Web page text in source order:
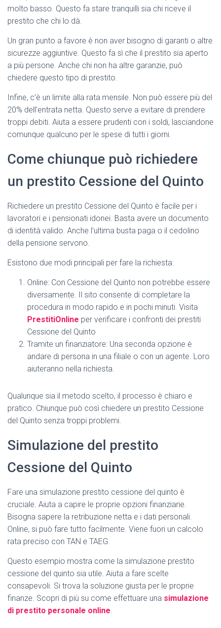
molto basso. Questo fa stare tranquilli sia chi riceve il
prestito che chi lo dà.
Un gran punto a favore è non aver bisogno di garanti o altre
sicurezze aggiuntive. Questo fa sì che il prestito sia aperto
a più persone. Anche chi non ha altre garanzie, può
chiedere questo tipo di prestito.
Infine, c’è un limite alla rata mensile. Non può essere più del
20% dell’entrata netta. Questo serve a evitare di prendere
troppi debiti. Aiuta a essere prudenti con i soldi, lasciandone
comunque qualcuno per le spese di tutti i giorni.
Come chiunque può richiedere
un prestito Cessione del Quinto
Richiedere un prestito Cessione del Quinto è facile per i
lavoratori e i pensionati idonei. Basta avere un documento
di identità valido. Anche l’ultima busta paga o il cedolino
della pensione servono.
Esistono due modi principali per fare la richiesta:
Online: Con Cessione del Quinto non potrebbe essere
diversamente. Il sito consente di completare la
procedura in modo rapido e in pochi minuti. Visita
PrestitiOnline per verificare i confronti dei prestiti
Cessione del Quinto
Tramite un finanziatore: Una seconda opzione è
andare di persona in una filiale o con un agente. Loro
aiuteranno nella richiesta.
Qualunque sia il metodo scelto, il processo è chiaro e
pratico. Chiunque può così chiedere un prestito Cessione
del Quinto senza troppi problemi.
Simulazione del prestito
Cessione del Quinto
Fare una simulazione prestito cessione del quinto è
cruciale. Aiuta a capire le proprie opzioni finanziarie.
Bisogna sapere la retribuzione netta e i dati personali.
Online, si può fare tutto facilmente. Viene fuori un calcolo
rata preciso con TAN e TAEG.
Questo esempio mostra come la simulazione prestito
cessione del quinto sia utile. Aiuta a fare scelte
consapevoli. Si trova la soluzione giusta per le proprie
finanze. Scopri di più su come effettuare una simulazione
di prestito personale online.